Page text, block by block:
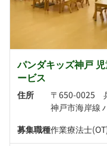
パンダキッズ神戸
ービス
住所
募集職種作業療法士